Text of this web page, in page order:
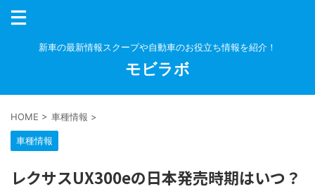
新車の最新情報スクープや自動車のお役立ち情報を紹介！
モビラボ
HOME > 車種情報 >
車種情報
レクサスUX300eの日本発売時期はいつ？